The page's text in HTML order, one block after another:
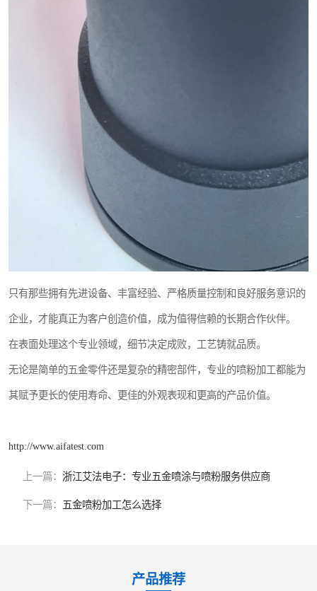
只有那些拥有先进设备、丰富经验、严格质量控制和良好服务意识的
企业，才能真正为客户创造价值，成为值得信赖的长期合作伙伴。
在表面处理这个专业领域，细节决定成败，工艺铸就品质。
无论是简单的五金零件还是复杂的精密部件，专业的喷粉加工都能为
其赋予更长的使用寿命、更佳的外观表现和更高的产品价值。
http://www.aifatest.com
上一篇： 浙江艾法电子：专业五金喷涂与喷粉服务供应商
下一篇： 五金喷粉加工怎么选择
产品推荐